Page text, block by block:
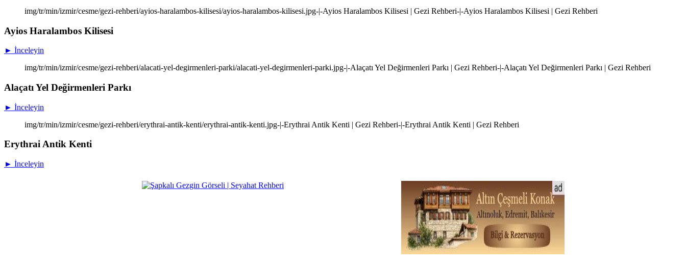
img/tr/min/izmir/cesme/gezi-rehberi/ayios-haralambos-kilisesi/ayios-haralambos-kilisesi.jpg-|-Ayios Haralambos Kilisesi | Gezi Rehberi-|-Ayios Haralambos Kilisesi | Gezi Rehberi
Ayios Haralambos Kilisesi
► İnceleyin
img/tr/min/izmir/cesme/gezi-rehberi/alacati-yel-degirmenleri-parki/alacati-yel-degirmenleri-parki.jpg-|-Alaçatı Yel Değirmenleri Parkı | Gezi Rehberi-|-Alaçatı Yel Değirmenleri Parkı | Gezi Rehberi
Alaçatı Yel Değirmenleri Parkı
► İnceleyin
img/tr/min/izmir/cesme/gezi-rehberi/erythrai-antik-kenti/erythrai-antik-kenti.jpg-|-Erythrai Antik Kenti | Gezi Rehberi-|-Erythrai Antik Kenti | Gezi Rehberi
Erythrai Antik Kenti
► İnceleyin